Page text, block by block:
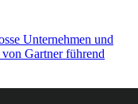
Unternehmen und
Gartner führend